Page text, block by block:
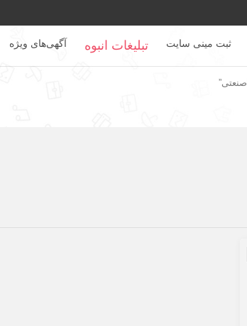
ثبت مینی سایت تبلیغات انبوه آگهی‌های ویژه